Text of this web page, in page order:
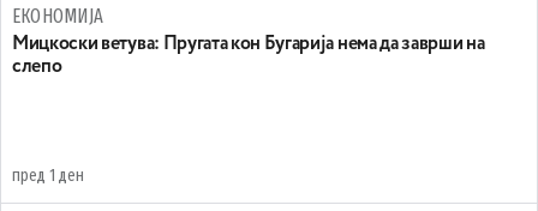
ЕКОНОМИЈА
Mицкоски ветува: Пругата кон Бугарија нема да заврши на
слепо
пред 1 ден